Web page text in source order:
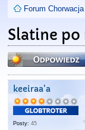
Forum
Slatine po
Odpowiedz
keeiraa'a
Posty: 45